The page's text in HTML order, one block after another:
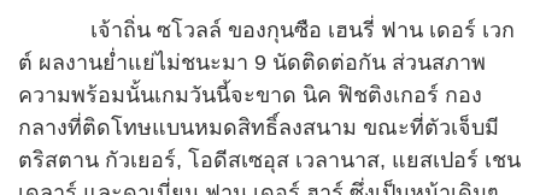
เจ้าถิ่น ซโวลล์ ของกุนซือ เฮนรี่ ฟาน เดอร์ เวก
ต์ ผลงานย่ำแย่ไม่ชนะมา 9 นัดติดต่อกัน ส่วนสภาพ
ความพร้อมนั้นเกมวันนี้จะขาด นิค ฟิชติงเกอร์ กอง
กลางที่ติดโทษแบนหมดสิทธิ์ลงสนาม ขณะที่ตัวเจ็บมี
ตริสตาน กัวเยอร์, โอดีสเซอุส เวลานาส, แยสเปอร์ เชน